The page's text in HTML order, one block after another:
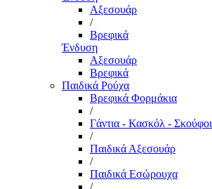
Αξεσουάρ
/
Βρεφικά
Ένδυση
Αξεσουάρ
Βρεφικά
Παιδικά Ρούχα
Βρεφικά Φορμάκια
/
Γάντια - Κασκόλ - Σκούφοι
/
Παιδικά Αξεσουάρ
/
Παιδικά Εσώρουχα
/